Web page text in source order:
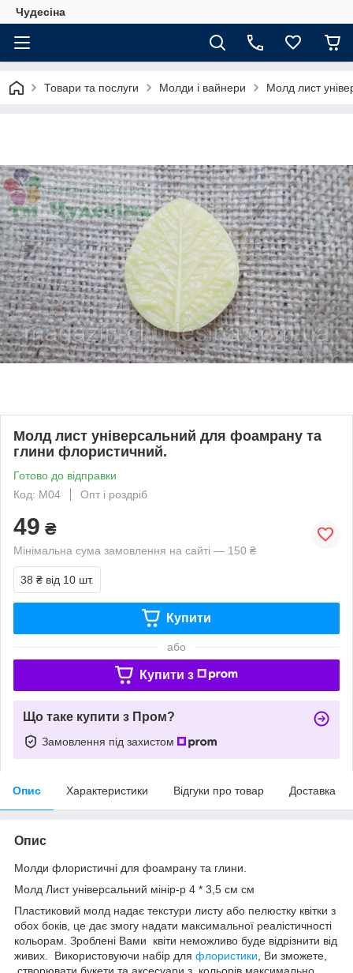
Чудесіна
Товари та послуги Молди і вайнери Молд лист
Молд лист універсальний для фоамрану та
глини флористичний.
Готово до відправки
Код: М04
Опт і роздріб
49 ₴
Мінімальна сума замовлення на сайті — 150 ₴
38 ₴ від 10 шт.
Купити
або
Купити з
Що таке купити з Пром?
Замовлення під захистом
Опис Характеристики Відгуки про товар Доставка
Опис
Молди флористичні для фоамрану та глини.
Молд Лист універсальний мінір-р 4 * 3,5 см см
Пластиковий молд надає текстури листу або пелюстку квітки з
обох боків, це дає змогу надати максимальної реалістичності
кольорам. Зроблені Вами квіти неможливо буде відрізнити від
живих. Використовуючи набір для флористики , Ви зможете,
створювати букети та аксесуари з кольорів максимально